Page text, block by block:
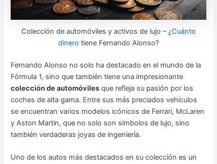
Colección de automóviles y activos de lujo –¿Cuánto
dinero tiene Fernando Alonso?
Fernando Alonso no solo ha destacado en el mundo de la
Fórmula 1, sino que también tiene una impresionante
colección de automóviles que refleja su pasión por los
coches de alta gama. Entre sus más preciados vehículos
se encuentran varios modelos icónicos de Ferrari, McLaren
y Aston Martin, que no solo son símbolos de lujo, sino
también verdaderas joyas de ingeniería.
Uno de los autos más destacados en su colección es un